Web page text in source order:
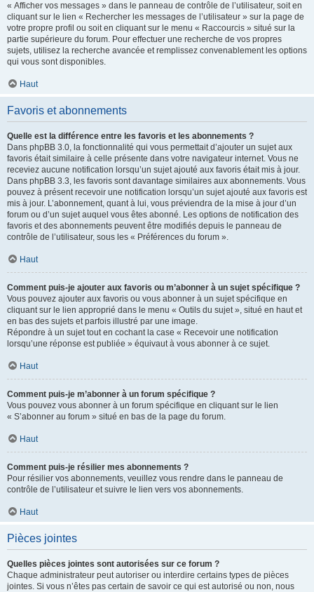
« Afficher vos messages » dans le panneau de contrôle de l’utilisateur, soit en
cliquant sur le lien « Rechercher les messages de l’utilisateur » sur la page de
votre propre profil ou soit en cliquant sur le menu « Raccourcis » situé sur la
partie supérieure du forum. Pour effectuer une recherche de vos propres
sujets, utilisez la recherche avancée et remplissez convenablement les options
qui vous sont disponibles.
Haut
Favoris et abonnements
Quelle est la différence entre les favoris et les abonnements ?
Dans phpBB 3.0, la fonctionnalité qui vous permettait d’ajouter un sujet aux
favoris était similaire à celle présente dans votre navigateur internet. Vous ne
receviez aucune notification lorsqu’un sujet ajouté aux favoris était mis à jour.
Dans phpBB 3.3, les favoris sont davantage similaires aux abonnements. Vous
pouvez à présent recevoir une notification lorsqu’un sujet ajouté aux favoris est
mis à jour. L’abonnement, quant à lui, vous préviendra de la mise à jour d’un
forum ou d’un sujet auquel vous êtes abonné. Les options de notification des
favoris et des abonnements peuvent être modifiés depuis le panneau de
contrôle de l’utilisateur, sous les « Préférences du forum ».
Haut
Comment puis-je ajouter aux favoris ou m’abonner à un sujet spécifique ?
Vous pouvez ajouter aux favoris ou vous abonner à un sujet spécifique en
cliquant sur le lien approprié dans le menu « Outils du sujet », situé en haut et
en bas des sujets et parfois illustré par une image.
Répondre à un sujet tout en cochant la case « Recevoir une notification
lorsqu’une réponse est publiée » équivaut à vous abonner à ce sujet.
Haut
Comment puis-je m’abonner à un forum spécifique ?
Vous pouvez vous abonner à un forum spécifique en cliquant sur le lien
« S’abonner au forum » situé en bas de la page du forum.
Haut
Comment puis-je résilier mes abonnements ?
Pour résilier vos abonnements, veuillez vous rendre dans le panneau de
contrôle de l’utilisateur et suivre le lien vers vos abonnements.
Haut
Pièces jointes
Quelles pièces jointes sont autorisées sur ce forum ?
Chaque administrateur peut autoriser ou interdire certains types de pièces
jointes. Si vous n’êtes pas certain de savoir ce qui est autorisé ou non, nous